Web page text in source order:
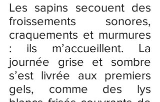
Les sapins secouent des
froissements sonores,
craquements et murmures
: ils m’accueillent. La
journée grise et sombre
s’est livrée aux premiers
gels, comme des lys